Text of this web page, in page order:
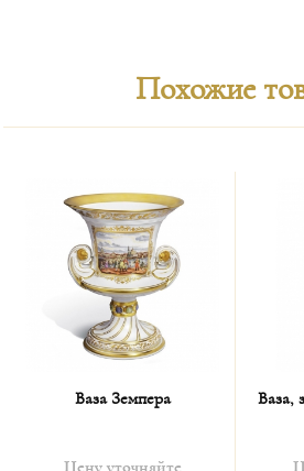
Похожие
Ваза Земпера
Цену уточняйте
Ваза,